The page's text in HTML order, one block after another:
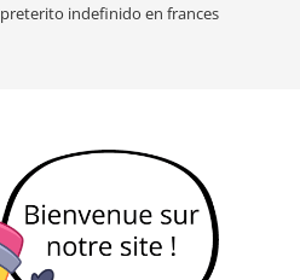
preterito indefinido en frances